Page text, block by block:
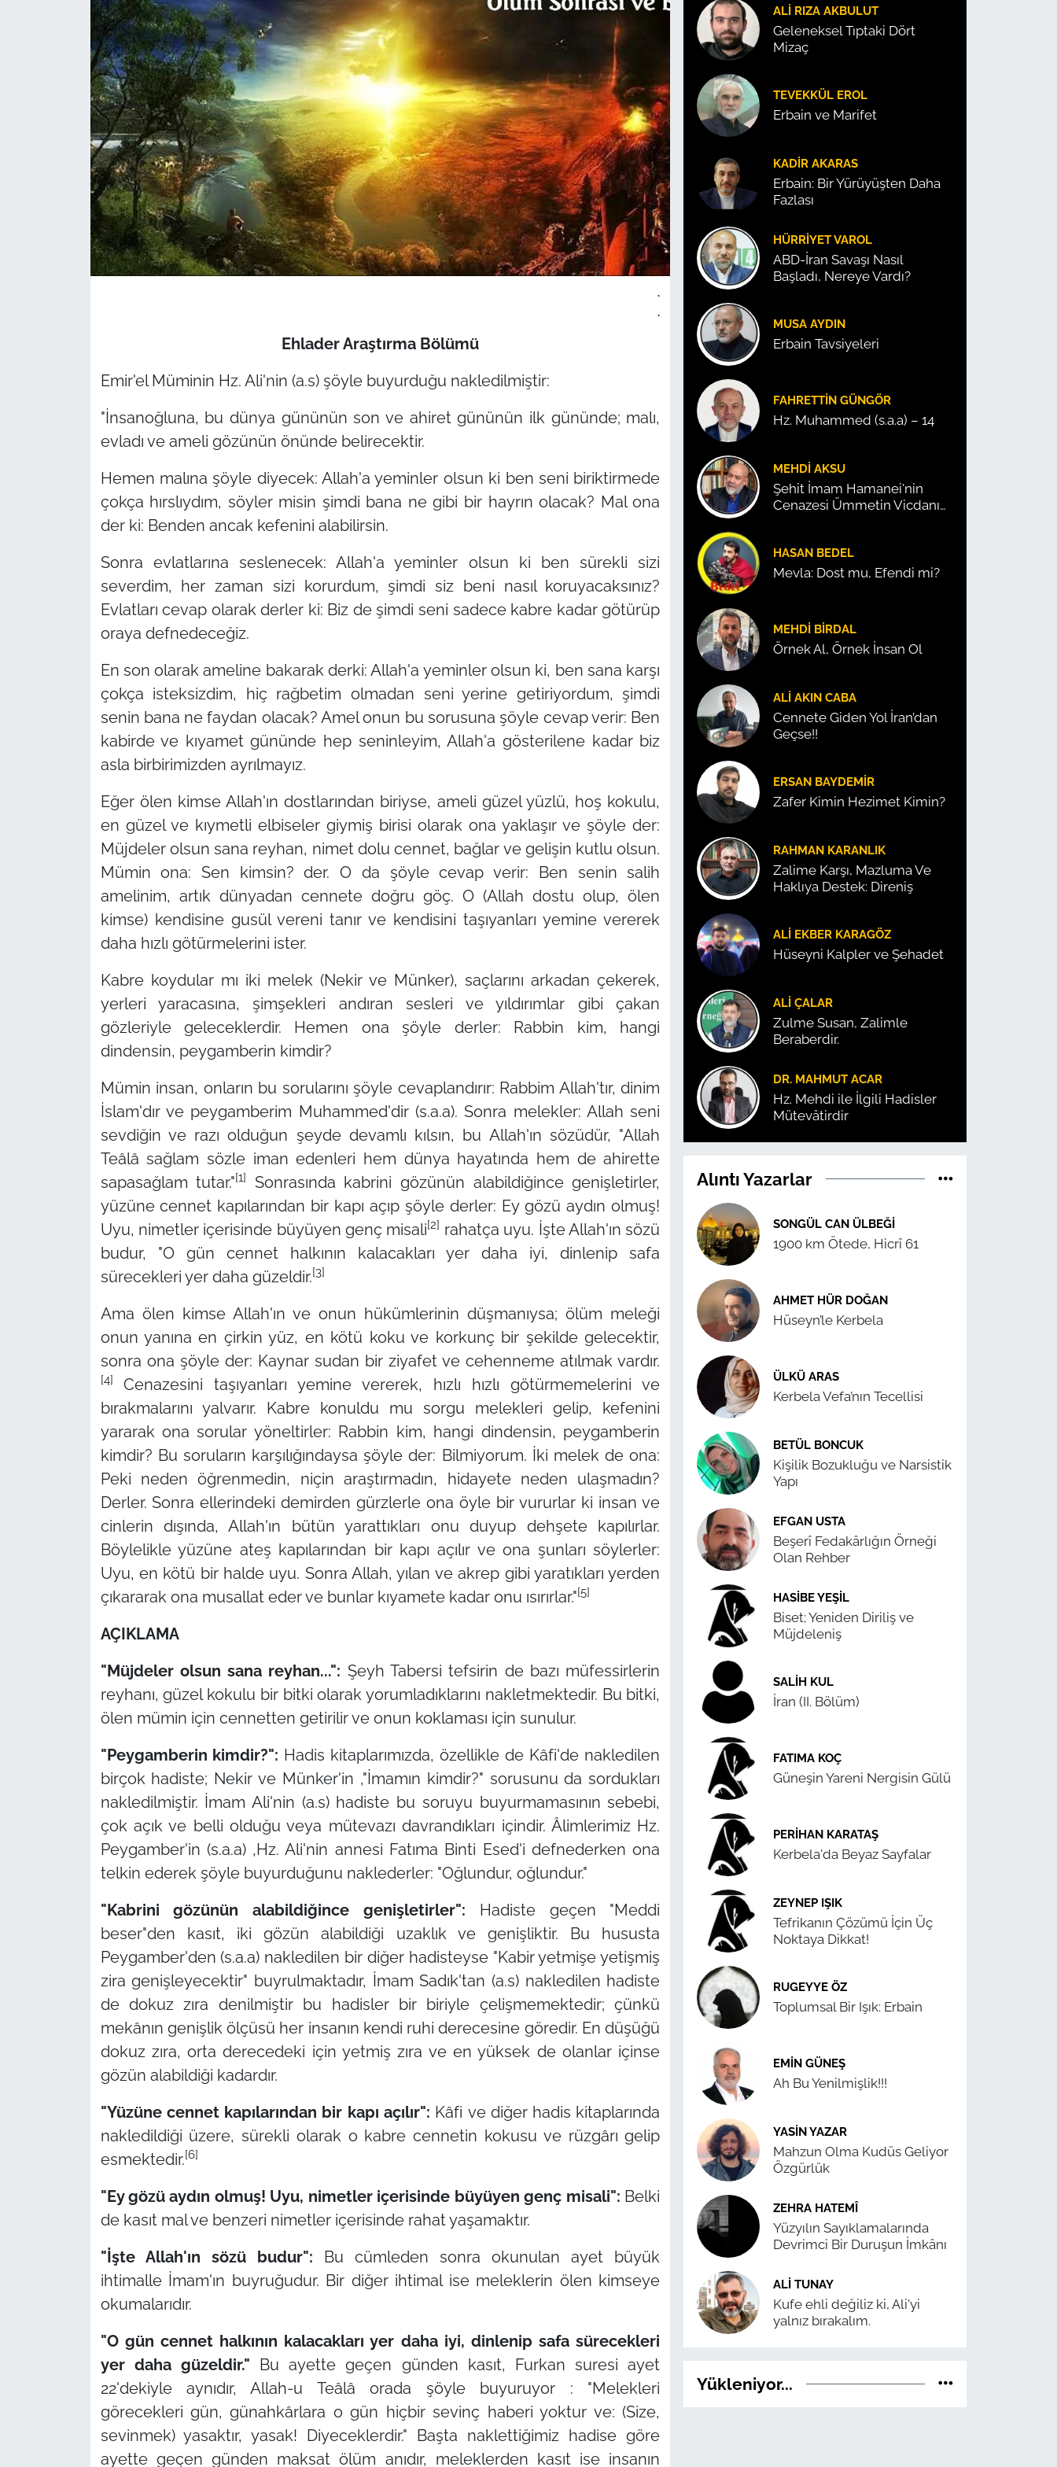
.
.
Ehlader Araştırma Bölümü
Emir'el Müminin Hz. Ali'nin (a.s) şöyle buyurduğu nakledilmiştir:
"İnsanoğluna, bu dünya gününün son ve ahiret gününün ilk gününde; malı,
evladı ve ameli gözünün önünde belirecektir.
Hemen malına şöyle diyecek: Allah'a yeminler olsun ki ben seni biriktirmede
çokça hırslıydım, söyler misin şimdi bana ne gibi bir hayrın olacak? Mal ona
der ki: Benden ancak kefenini alabilirsin.
Sonra evlatlarına seslenecek: Allah'a yeminler olsun ki ben sürekli sizi
severdim, her zaman sizi korurdum, şimdi siz beni nasıl koruyacaksınız?
Evlatları cevap olarak derler ki: Biz de şimdi seni sadece kabre kadar götürüp
oraya defnedeceğiz.
En son olarak ameline bakarak derki: Allah'a yeminler olsun ki, ben sana karşı
çokça isteksizdim, hiç rağbetim olmadan seni yerine getiriyordum, şimdi
senin bana ne faydan olacak? Amel onun bu sorusuna şöyle cevap verir: Ben
kabirde ve kıyamet gününde hep seninleyim, Allah'a gösterilene kadar biz
asla birbirimizden ayrılmayız.
Eğer ölen kimse Allah'ın dostlarından biriyse, ameli güzel yüzlü, hoş kokulu,
en güzel ve kıymetli elbiseler giymiş birisi olarak ona yaklaşır ve şöyle der:
Müjdeler olsun sana reyhan, nimet dolu cennet, bağlar ve gelişin kutlu olsun.
Mümin ona: Sen kimsin? der. O da şöyle cevap verir: Ben senin salih
amelinim, artık dünyadan cennete doğru göç. O (Allah dostu olup, ölen
kimse) kendisine gusül vereni tanır ve kendisini taşıyanları yemine vererek
daha hızlı götürmelerini ister.
Kabre koydular mı iki melek (Nekir ve Münker), saçlarını arkadan çekerek,
yerleri yaracasına, şimşekleri andıran sesleri ve yıldırımlar gibi çakan
gözleriyle geleceklerdir. Hemen ona şöyle derler: Rabbin kim, hangi
dindensin, peygamberin kimdir?
Mümin insan, onların bu sorularını şöyle cevaplandırır: Rabbim Allah'tır, dinim
İslam'dır ve peygamberim Muhammed'dir (s.a.a). Sonra melekler: Allah seni
sevdiğin ve razı olduğun şeyde devamlı kılsın, bu Allah'ın sözüdür, "Allah
Teâlâ sağlam sözle iman edenleri hem dünya hayatında hem de ahirette
sapasağlam tutar."[1]
Sonrasında kabrini gözünün alabildiğince genişletirler,
yüzüne cennet kapılarından bir kapı açıp şöyle derler: Ey gözü aydın olmuş!
Uyu, nimetler içerisinde büyüyen genç misali[2] rahatça uyu. İşte Allah'ın sözü
budur, "O gün cennet halkının kalacakları yer daha iyi, dinlenip safa
sürecekleri yer daha güzeldir.[3]
Ama ölen kimse Allah'ın ve onun hükümlerinin düşmanıysa; ölüm meleği
onun yanına en çirkin yüz, en kötü koku ve korkunç bir şekilde gelecektir,
sonra ona şöyle der: Kaynar sudan bir ziyafet ve cehenneme atılmak vardır.
[4]
Cenazesini taşıyanları yemine vererek, hızlı hızlı götürmemelerini ve
bırakmalarını yalvarır. Kabre konuldu mu sorgu melekleri gelip, kefenini
yararak ona sorular yöneltirler: Rabbin kim, hangi dindensin, peygamberin
kimdir? Bu soruların karşılığındaysa şöyle der: Bilmiyorum. İki melek de ona:
Peki neden öğrenmedin, niçin araştırmadın, hidayete neden ulaşmadın?
Derler. Sonra ellerindeki demirden gürzlerle ona öyle bir vururlar ki insan ve
cinlerin dışında, Allah'ın bütün yarattıkları onu duyup dehşete kapılırlar.
Böylelikle yüzüne ateş kapılarından bir kapı açılır ve ona şunları söylerler:
Uyu, en kötü bir halde uyu. Sonra Allah, yılan ve akrep gibi yaratıkları yerden
çıkararak ona musallat eder ve bunlar kıyamete kadar onu ısırırlar."[5]
AÇIKLAMA
"Müjdeler olsun sana reyhan...": Şeyh Tabersi tefsirin de bazı müfessirlerin
reyhanı, güzel kokulu bir bitki olarak yorumladıklarını nakletmektedir. Bu bitki,
ölen mümin için cennetten getirilir ve onun koklaması için sunulur.
"Peygamberin kimdir?": Hadis kitaplarımızda, özellikle de Kâfi'de nakledilen
birçok hadiste; Nekir ve Münker'in ,"İmamın kimdir?" sorusunu da sordukları
nakledilmiştir. İmam Ali'nin (a.s) hadiste bu soruyu buyurmamasının sebebi,
çok açık ve belli olduğu veya mütevazı davrandıkları içindir. Âlimlerimiz Hz.
Peygamber'in (s.a.a) ,Hz. Ali'nin annesi Fatıma Binti Esed'i defnederken ona
telkin ederek şöyle buyurduğunu naklederler: "Oğlundur, oğlundur."
"Kabrini gözünün alabildiğince genişletirler": Hadiste geçen "Meddi
beser"den kasıt, iki gözün alabildiği uzaklık ve genişliktir. Bu hususta
Peygamber'den (s.a.a) nakledilen bir diğer hadisteyse "Kabir yetmişe yetişmiş
zira genişleyecektir" buyrulmaktadır, İmam Sadık'tan (a.s) nakledilen hadiste
de dokuz zıra denilmiştir bu hadisler bir biriyle çelişmemektedir; çünkü
mekânın genişlik ölçüsü her insanın kendi ruhi derecesine göredir. En düşüğü
dokuz zıra, orta derecedeki için yetmiş zıra ve en yüksek de olanlar içinse
gözün alabildiği kadardır.
"Yüzüne cennet kapılarından bir kapı açılır": Kâfi ve diğer hadis kitaplarında
nakledildiği üzere, sürekli olarak o kabre cennetin kokusu ve rüzgârı gelip
esmektedir.[6]
"Ey gözü aydın olmuş! Uyu, nimetler içerisinde büyüyen genç misali": Belki
de kasıt mal ve benzeri nimetler içerisinde rahat yaşamaktır.
"İşte Allah'ın sözü budur": Bu cümleden sonra okunulan ayet büyük
ihtimalle İmam'ın buyruğudur. Bir diğer ihtimal ise meleklerin ölen kimseye
okumalarıdır.
"O gün cennet halkının kalacakları yer daha iyi, dinlenip safa sürecekleri
yer daha güzeldir." Bu ayette geçen günden kasıt, Furkan suresi ayet
22'dekiyle aynıdır, Allah-u Teâlâ orada şöyle buyuruyor : "Melekleri
görecekleri gün, günahkârlara o gün hiçbir sevinç haberi yoktur ve: (Size,
sevinmek) yasaktır, yasak! Diyeceklerdir." Başta naklettiğimiz hadise göre
ayette geçen günden maksat ölüm anıdır, meleklerden kasıt ise insanın
ALI RIZA AKBULUT
Geleneksel Tıptaki Dört
Mizaç
TEVEKKÜL EROL
Erbain ve Marifet
KADIR AKARAS
Erbain: Bir Yürüyüşten Daha
Fazlası
HÜRRIYET VAROL
ABD-İran Savaşı Nasıl
Başladı, Nereye Vardı?
MUSA AYDIN
Erbain Tavsiyeleri
FAHRETTIN GÜNGÖR
Hz. Muhammed (s.a.a) – 14
MEHDI AKSU
Şehit İmam Hamanei'nin
Cenazesi Ümmetin Vicdanını
HASAN BEDEL
Mevla: Dost mu, Efendi mi?
MEHDI BIRDAL
Örnek Al, Örnek İnsan Ol
ALI AKIN CABA
Cennete Giden Yol İran’dan
Geçse!!
ERSAN BAYDEMIR
Zafer Kimin Hezimet Kimin?
RAHMAN KARANLIK
Zalime Karşı, Mazluma Ve
Haklıya Destek: Direniş
ALI EKBER KARAGÖZ
Hüseyni Kalpler ve Şehadet
ALI ÇALAR
Zulme Susan, Zalimle
Beraberdir.
DR. MAHMUT ACAR
Hz. Mehdi ile İlgili Hadisler
Mütevâtirdir
Alıntı Yazarlar
SONGÜL CAN ÜLBEĞI
1900 km Ötede, Hicrî 61
AHMET HÜR DOĞAN
Hüseyn’le Kerbela
ÜLKÜ ARAS
Kerbela Vefa’nın Tecellisi
BETÜL BONCUK
Kişilik Bozukluğu ve Narsistik
Yapı
EFGAN USTA
Beşerî Fedakârlığın Örneği
Olan Rehber
HASIBE YEŞIL
Biset; Yeniden Diriliş ve
Müjdeleniş
SALIH KUL
İran (II. Bölüm)
FATIMA KOÇ
Güneşin Yareni Nergisin Gülü
PERIHAN KARATAŞ
Kerbela'da Beyaz Sayfalar
ZEYNEP IŞIK
Tefrikanın Çözümü İçin Üç
Noktaya Dikkat!
RUGEYYE ÖZ
Toplumsal Bir Işık: Erbain
EMIN GÜNEŞ
Ah Bu Yenilmişlik!!!
YASIN YAZAR
Mahzun Olma Kudüs Geliyor
Özgürlük
ZEHRA HATEMÎ
Yüzyılın Sayıklamalarında
Devrimci Bir Duruşun İmkânı
ALI TUNAY
Kufe ehli değiliz ki, Ali'yi
yalnız bırakalım.
Yükleniyor...